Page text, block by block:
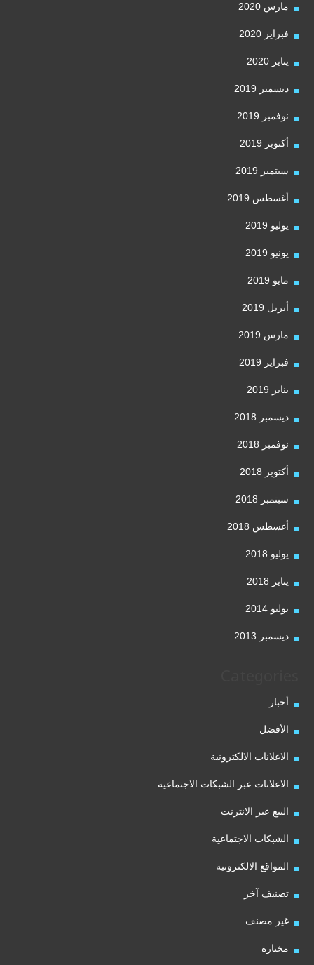
مارس 2020
فبراير 2020
يناير 2020
ديسمبر 2019
نوفمبر 2019
أكتوبر 2019
سبتمبر 2019
أغسطس 2019
يوليو 2019
يونيو 2019
مايو 2019
أبريل 2019
مارس 2019
فبراير 2019
يناير 2019
ديسمبر 2018
نوفمبر 2018
أكتوبر 2018
سبتمبر 2018
أغسطس 2018
يوليو 2018
يناير 2018
يوليو 2014
ديسمبر 2013
أخبار
الأفضل
الاعلانات الالكترونية
الاعلانات عبر الشبكات الاجتماعية
البيع عبر الانترنت
الشبكات الاجتماعية
المواقع الالكترونية
تصنيف آخر
غير مصنف
مختارة